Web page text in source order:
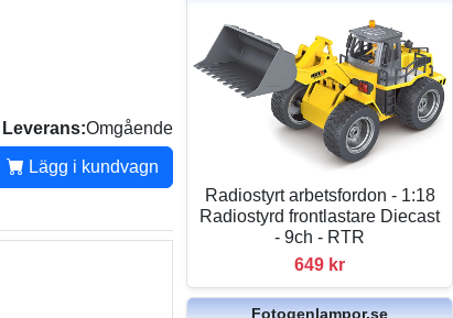
Leverans:Omgående
Lägg i kundvagn
Radiostyrt arbetsfordon - 1:18
Radiostyrd frontlastare Diecast
- 9ch - RTR
649 kr
Fotogenlampor.se